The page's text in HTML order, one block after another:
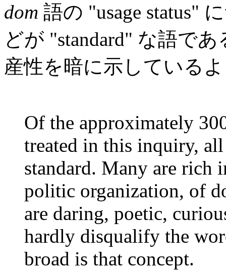
dom 語の "usage status"
どが "standard" な語で
産性を暗に示している
Of the approximately
treated in this inquiry,
standard. Many are rich
politic organization, of
are daring, poetic,
hardly disqualify the
broad is that concept.